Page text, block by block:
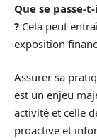
Que se passe-
? Cela peut
exposition
Assurer sa
est un enjeu
activité et celle
proactive et